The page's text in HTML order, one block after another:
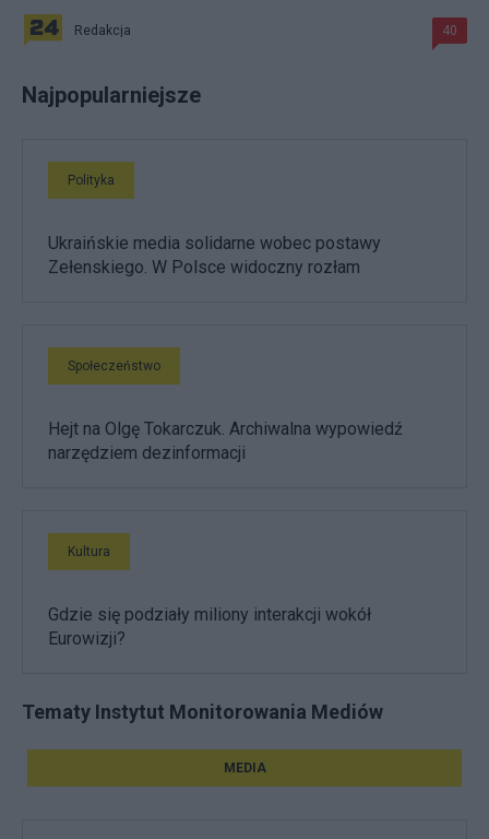
Redakcja 40
Najpopularniejsze
Polityka
Ukraińskie media solidarne wobec postawy
Zełenskiego. W Polsce widoczny rozłam
Społeczeństwo
Hejt na Olgę Tokarczuk. Archiwalna wypowiedź
narzędziem dezinformacji
Kultura
Gdzie się podziały miliony interakcji wokół
Eurowizji?
Tematy Instytut Monitorowania Mediów
MEDIA